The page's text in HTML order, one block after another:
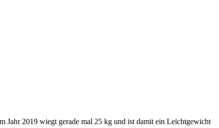
Jahr 2019 wiegt gerade mal 25 kg und ist damit ein Leichtgewicht